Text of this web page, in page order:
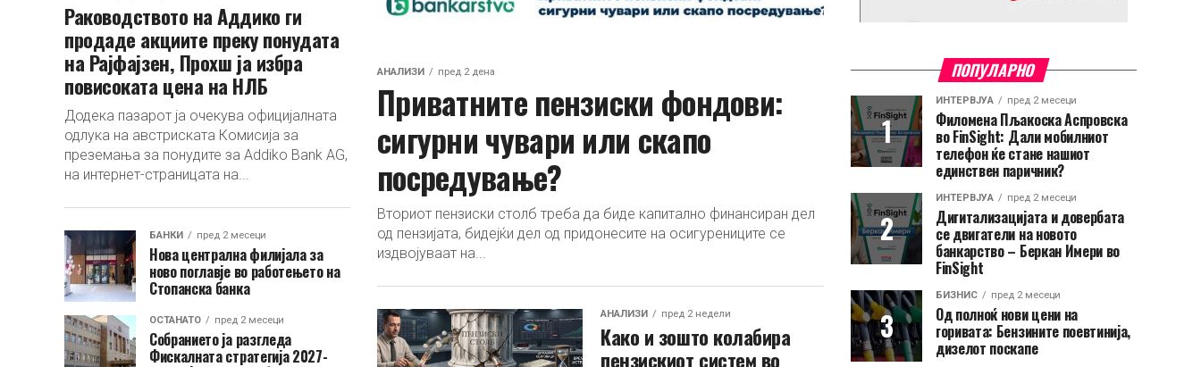
АНАЛИЗИ пред 2 дена
Приватните пензиски фондови:
сигурни чувари или скапо
посредување?
Вториот пензиски столб треба да биде капитално финансиран дел
од пензијата, бидејќи дел од придонесите на осигурениците се
издвојуваат на...
АНАЛИЗИ пред 2 недели
Како и зошто колабира
пензискиот систем во
Раководството на Аддико ги
продаде акциите преку понудата
на Рајфајзен, Прохш ја избра
повисоката цена на НЛБ
Додека пазарот ја очекува официјалната
одлука на австриската Комисија за
преземања за понудите за Addiko Bank AG,
на интернет-страницата на...
БАНКИ пред 2 месеци
Нова централна филијала за
ново поглавје во работењето на
Стопанска банка
ОСТАНАТО пред 2 месеци
Собранието ја разгледа
Фискалната стратегија 2027-
ПОПУЛАРНО
ИНТЕРВЈУА пред 2 месеци
Филомена Пљакоска Аспровска
во FinSight: Дали мобилниот
телефон ќе стане нашиот
единствен паричник?
ИНТЕРВЈУА пред 2 месеци
Дигитализацијата и довербата
се двигатели на новото
банкарство – Беркан Имери во
FinSight
БИЗНИС пред 2 месеци
Од полноќ нови цени на
горивата: Бензините поевтинија,
дизелот поскапе